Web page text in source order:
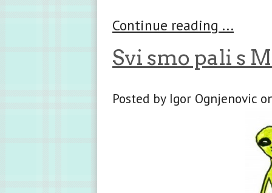
Continue reading ...
Svi smo pali s
Posted by Igor Ognjenovic